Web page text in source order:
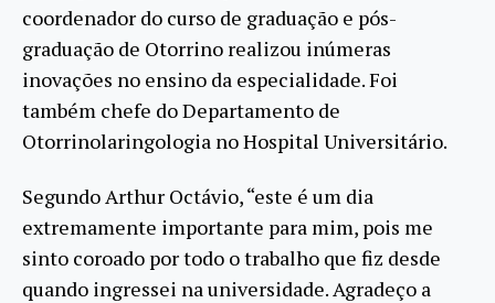
coordenador do curso de graduação e pós-
graduação de Otorrino realizou inúmeras
inovações no ensino da especialidade. Foi
também chefe do Departamento de
Otorrinolaringologia no Hospital Universitário.
Segundo Arthur Octávio, “este é um dia
extremamente importante para mim, pois me
sinto coroado por todo o trabalho que fiz desde
quando ingressei na universidade. Agradeço a